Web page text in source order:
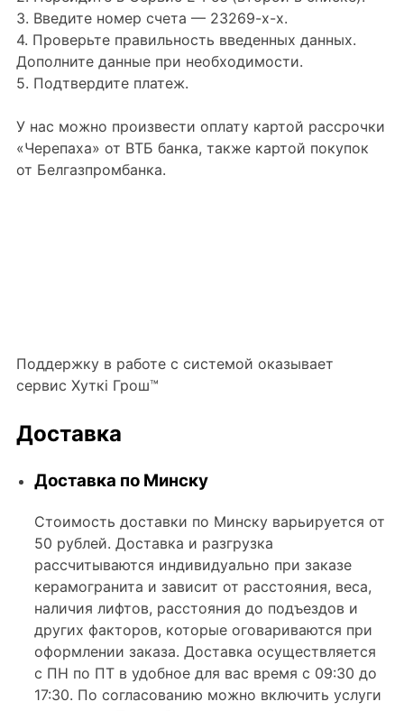
3. Введите номер счета — 23269-х-х.
4. Проверьте правильность введенных данных.
Дополните данные при необходимости.
5. Подтвердите платеж.
У нас можно произвести оплату картой рассрочки
«Черепаха» от ВТБ банка, также картой покупок
от Белгазпромбанка.
Поддержку в работе с системой оказывает
сервис Хуткi Грош™
Доставка
Доставка по Минску
Стоимость доставки по Минску варьируется от
50 рублей. Доставка и разгрузка
рассчитываются индивидуально при заказе
керамогранита и зависит от расстояния, веса,
наличия лифтов, расстояния до подъездов и
других факторов, которые оговариваются при
оформлении заказа. Доставка осуществляется
с ПН по ПТ в удобное для вас время с 09:30 до
17:30. По согласованию можно включить услуги